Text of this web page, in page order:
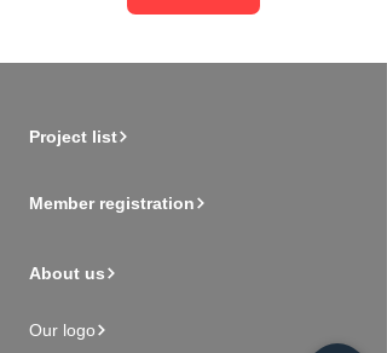
Project list
Member registration
About us
Our logo